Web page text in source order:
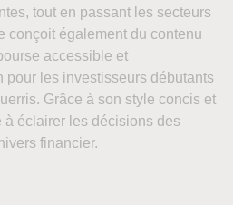
tout en passant les secteurs
conçoit également du contenu
accessible et
pour les investisseurs débutants
Grâce à son style concis et
éclairer les décisions des
financier.